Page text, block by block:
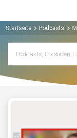
Startseite Podcasts